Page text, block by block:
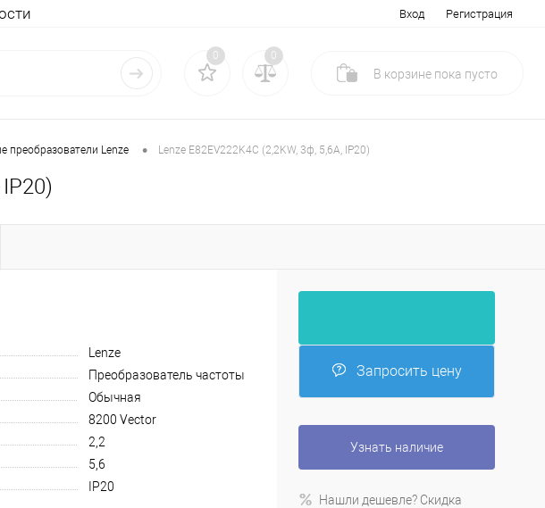
Вход Регистрация
0 0
В корзине пока пусто
преобразователи Lenze • Lenze E82EV222K4C (2,2KW, 3ф, 5,6A, IP20)
Lenze
Преобразователь частоты
Обычная
8200 Vector
2,2
5,6
IP20
Запросить цену
Узнать наличие
Нашли дешевле? Скидка